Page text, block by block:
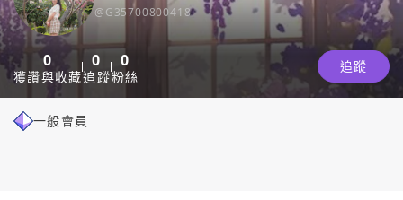
@G35700800418
0
獲讚與收藏
0
追蹤
0
粉絲
追蹤
一般會員